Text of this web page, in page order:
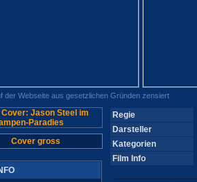
der Webseite aus gesetzlichen Gründen zensiert
Cover gross
Regie
Darsteller
Kategorien
Film Info